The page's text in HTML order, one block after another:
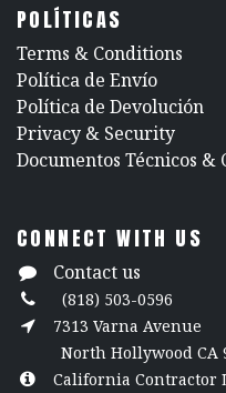
POLÍTICAS
​Terms & Conditions
Política de Envío
Política de Devolución
​Privacy & Security
​Documentos Técnicos &
CONNECT WITH US
Contact us
(818) 503-0596
7313 Varna Avenue
North Hollywood CA
California Contractor